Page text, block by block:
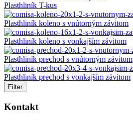
Plasthliník T-kus
Plasthliník koleno s vnútorným závitom
Plasthliník koleno s vonkajším závitom
Plasthliník prechod s vnútorným závitom
Plasthliník prechod s vonkajším závitom
Filter
Kontakt